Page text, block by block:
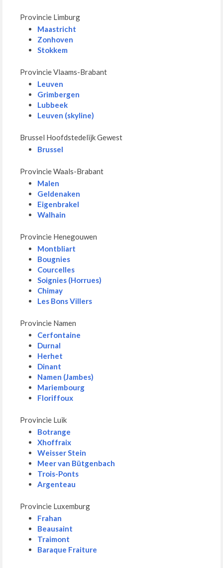
Provincie Limburg
Maastricht
Zonhoven
Stokkem
Provincie Vlaams-Brabant
Leuven
Grimbergen
Lubbeek
Leuven (skyline)
Brussel Hoofdstedelijk Gewest
Brussel
Provincie Waals-Brabant
Malen
Geldenaken
Eigenbrakel
Walhain
Provincie Henegouwen
Montbliart
Bougnies
Courcelles
Soignies (Horrues)
Chimay
Les Bons Villers
Provincie Namen
Cerfontaine
Durnal
Herhet
Dinant
Namen (Jambes)
Mariembourg
Floriffoux
Provincie Luik
Botrange
Xhoffraix
Weisser Stein
Meer van Bütgenbach
Trois-Ponts
Argenteau
Provincie Luxemburg
Frahan
Beausaint
Traimont
Baraque Fraiture